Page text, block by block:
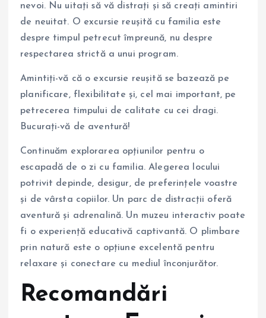
nevoi. Nu uitați să vă distrați și să creați amintiri
de neuitat. O excursie reușită cu familia este
despre timpul petrecut împreună, nu despre
respectarea strictă a unui program.
Amintiți-vă că o excursie reușită se bazează pe
planificare, flexibilitate și, cel mai important, pe
petrecerea timpului de calitate cu cei dragi.
Bucurați-vă de aventură!
Continuăm explorarea opțiunilor pentru o
escapadă de o zi cu familia. Alegerea locului
potrivit depinde, desigur, de preferințele voastre
și de vârsta copiilor. Un parc de distracții oferă
aventură și adrenalină. Un muzeu interactiv poate
fi o experiență educativă captivantă. O plimbare
prin natură este o opțiune excelentă pentru
relaxare și conectare cu mediul înconjurător.
Recomandări